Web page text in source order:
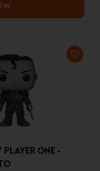
ONE -